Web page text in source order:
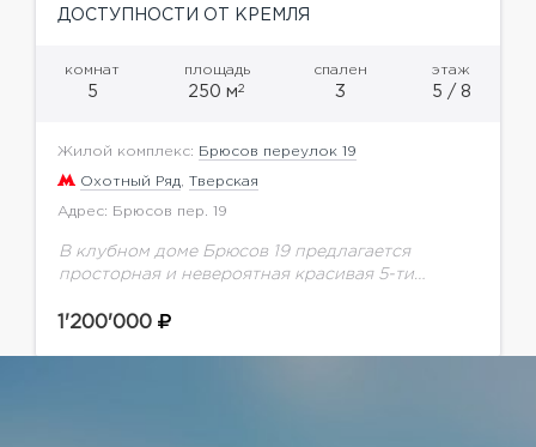
ДОСТУПНОСТИ ОТ КРЕМЛЯ
комнат
5
площадь
250 м2
спален
3
этаж
5 / 8
Жилой комплекс: Брюсов переулок 19
Охотный Ряд, Тверская
Адрес: Брюсов пер. 19
В клубном доме Брюсов 19 предлагается
просторная и невероятная красивая 5-ти
Выполнен качественный ремонт по
1'200'000